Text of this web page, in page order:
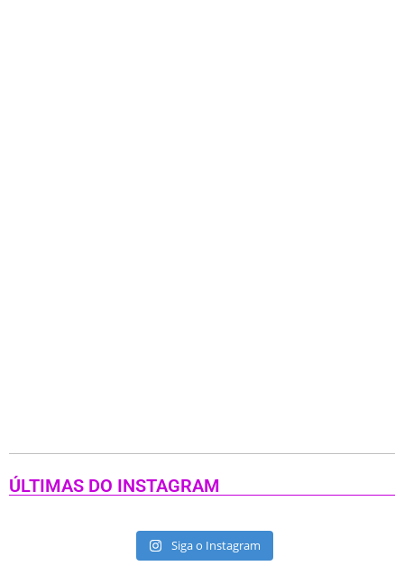
ÚLTIMAS DO INSTAGRAM
Siga o Instagram